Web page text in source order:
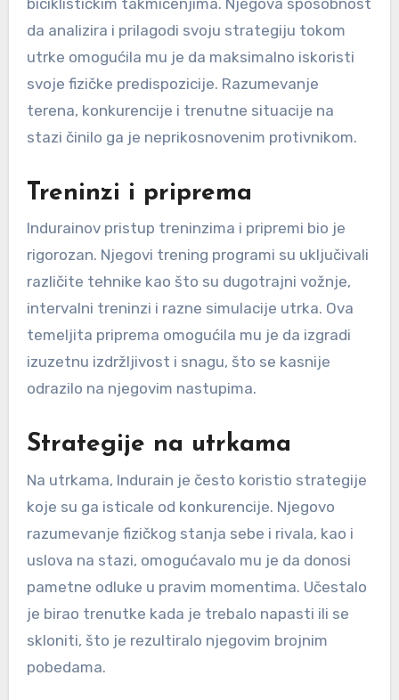
da analizira i prilagodi svoju strategiju tokom
utrke omogućila mu je da maksimalno iskoristi
svoje fizičke predispozicije. Razumevanje
terena, konkurencije i trenutne situacije na
stazi činilo ga je neprikosnovenim protivnikom.
Treninzi i priprema
Indurainov pristup treninzima i pripremi bio je
rigorozan. Njegovi trening programi su uključivali
različite tehnike kao što su dugotrajni vožnje,
intervalni treninzi i razne simulacije utrka. Ova
temeljita priprema omogućila mu je da izgradi
izuzetnu izdržljivost i snagu, što se kasnije
odrazilo na njegovim nastupima.
Strategije na utrkama
Na utrkama, Indurain je često koristio strategije
koje su ga isticale od konkurencije. Njegovo
razumevanje fizičkog stanja sebe i rivala, kao i
uslova na stazi, omogućavalo mu je da donosi
pametne odluke u pravim momentima. Učestalo
je birao trenutke kada je trebalo napasti ili se
skloniti, što je rezultiralo njegovim brojnim
pobedama.